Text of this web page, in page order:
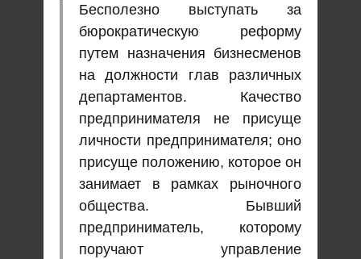
Бесполезно выступать за
бюрократическую реформу
путем назначения бизнесменов
на должности глав различных
департаментов. Качество
предпринимателя не присуще
личности предпринимателя; оно
присуще положению, которое он
занимает в рамках рыночного
общества. Бывший
предприниматель, которому
поручают управление